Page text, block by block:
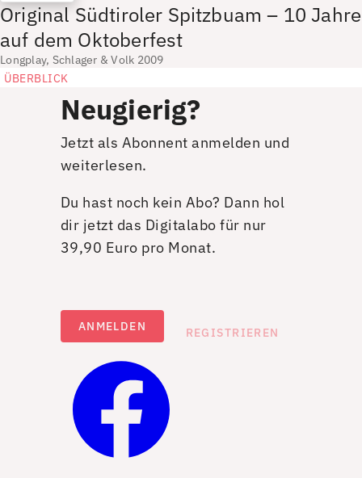
Original Südtiroler Spitzbuam – 10 Jahre
auf dem Oktoberfest
Longplay, Schlager & Volk 2009
ÜBERBLICK
Neugierig?
Jetzt als Abonnent anmelden und
weiterlesen.
Du hast noch kein Abo? Dann hol
dir jetzt das Digitalabo für nur
39,90 Euro pro Monat.
ANMELDEN REGISTRIEREN